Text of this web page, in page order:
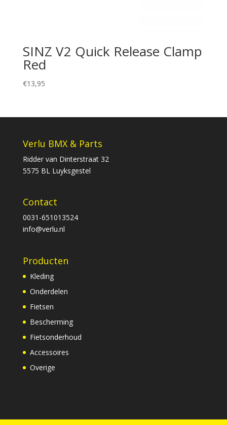
SINZ V2 Quick Release Clamp
Red
€13,95
Verlu BMX & Parts
Ridder van Dinterstraat 32
5575 BL Luyksgestel
Contact
0031-651013524
info@verlu.nl
Producten
Kleding
Onderdelen
Fietsen
Bescherming
Fietsonderhoud
Accessoires
Overige